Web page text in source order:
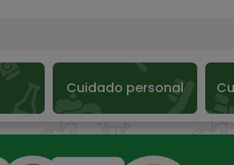
Cuidado personal